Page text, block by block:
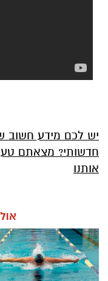
יש לכם מידע חשוב
חדשותי? מצאתם
אותנו